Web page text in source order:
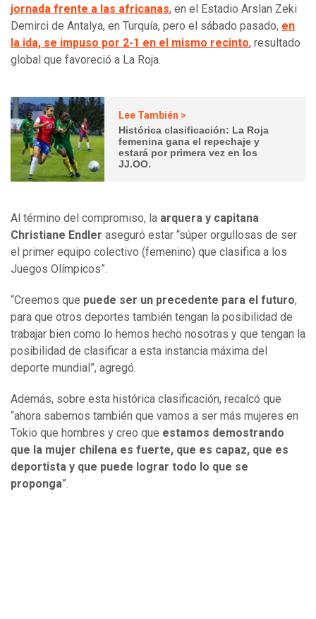
jornada frente a las africanas, en el Estadio Arslan Zeki
Demirci de Antalya, en Turquía, pero el sábado pasado, en
la ida, se impuso por 2-1 en el mismo recinto, resultado
global que favoreció a La Roja.
Lee También >
Histórica clasificación: La Roja
femenina gana el repechaje y
estará por primera vez en los
JJ.OO.
Al término del compromiso, la arquera y capitana
Christiane Endler aseguró estar “súper orgullosas de ser
el primer equipo colectivo (femenino) que clasifica a los
Juegos Olímpicos”.
“Creemos que puede ser un precedente para el futuro,
para que otros deportes también tengan la posibilidad de
trabajar bien como lo hemos hecho nosotras y que tengan la
posibilidad de clasificar a esta instancia máxima del
deporte mundial”, agregó.
Además, sobre esta histórica clasificación, recalcó que
“ahora sabemos también que vamos a ser más mujeres en
Tokio que hombres y creo que estamos demostrando
que la mujer chilena es fuerte, que es capaz, que es
deportista y que puede lograr todo lo que se
proponga”.